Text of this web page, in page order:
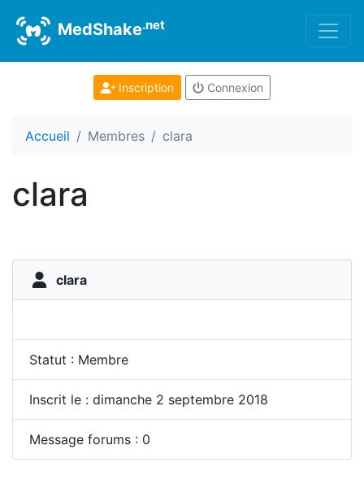
MedShake.net
Inscription Connexion
Accueil Membres clara
clara
clara
Statut : Membre
Inscrit le : dimanche 2 septembre 2018
Message forums : 0